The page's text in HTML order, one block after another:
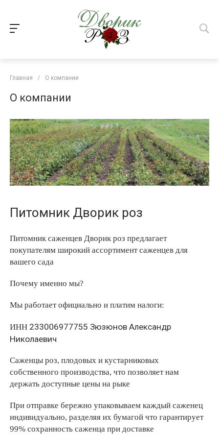
Главная / О компании
О компании
Питомник Дворик роз
Питомник саженцев Дворик роз предлагает
покупателям широкий ассортимент саженцев для
вашего сада
Почему именно мы?
Мы работает официально и платим налоги:
ИНН 233006977755 Зюзюнов Александр
Николаевич
Саженцы роз, плодовых и кустарниковых
собственного производства, что позволяет нам
держать доступные цены на рыке
При отправке бережно упаковываем каждый саженец
индивидуально, разделяя их бумагой что гарантирует
99% сохранность саженца при доставке